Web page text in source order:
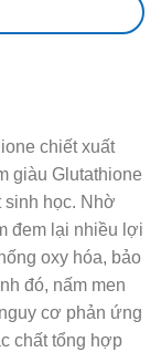
chiết xuất
giàu Glutathione
sinh học. Nhờ
đem lại nhiều lợi
oxy hóa, bảo
đó, nấm men
cơ phản ứng
chất tổng hợp